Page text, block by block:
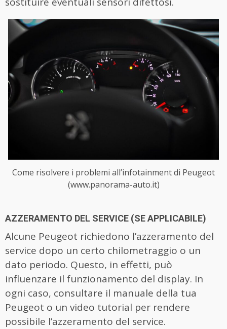
Come risolvere i problemi all’infotainment di Peugeot
(www.panorama-auto.it)
AZZERAMENTO DEL SERVICE (SE APPLICABILE)
Alcune Peugeot richiedono l’azzeramento del
service dopo un certo chilometraggio o un
dato periodo. Questo, in effetti, può
influenzare il funzionamento del display. In
ogni caso, consultare il manuale della tua
Peugeot o un video tutorial per rendere
possibile l’azzeramento del service.